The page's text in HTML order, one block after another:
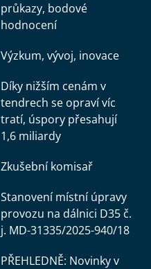
průkazy, bodové
hodnocení
Výzkum, vývoj, inovace
Díky nižším cenám v
tendrech se opraví víc
tratí, úspory přesahují
1,6 miliardy
Zkušební komisař
Stanovení místní úpravy
provozu na dálnici D35 č.
j. MD-31335/2025-940/18
PŘEHLEDNĚ: Novinky v